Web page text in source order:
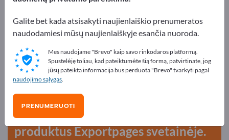
Automobilių signalizacijos sistemos
Reklamuokitės nemokamai
Exportpages!
Poreikiai – Pasiūlymai – Naudotos prekės – Verslo
kontaktai >> pradėkite čia
Publikuokite savo įmonę ir
produktus Exportpages svetainėje.
Galite bet kada atsisakyti naujienlaiškio prenumeratos
naudodamiesi mūsų naujienlaiškyje esančia nuoroda.
Mes naudojame "Brevo" kaip savo rinkodaros platformą.
Spustelėję toliau, kad pateiktumėte šią formą, patvirtinate, jog
jūsų pateikta informacija bus perduota "Brevo" tvarkyti pagal
naudojimo sąlygas.
PRENUMERUOTI